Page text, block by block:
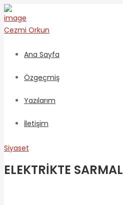
Cezmi Orkun
Ana Sayfa
Özgeçmiş
Yazılarım
İletişim
Siyaset
ELEKTRİKTE SARMAL